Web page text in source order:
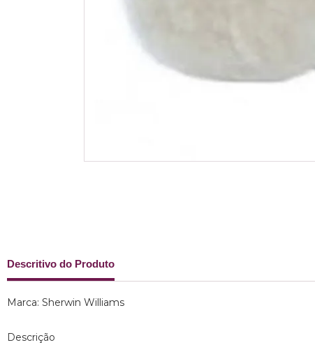
Descritivo do Produto
Marca: Sherwin Williams
Descrição